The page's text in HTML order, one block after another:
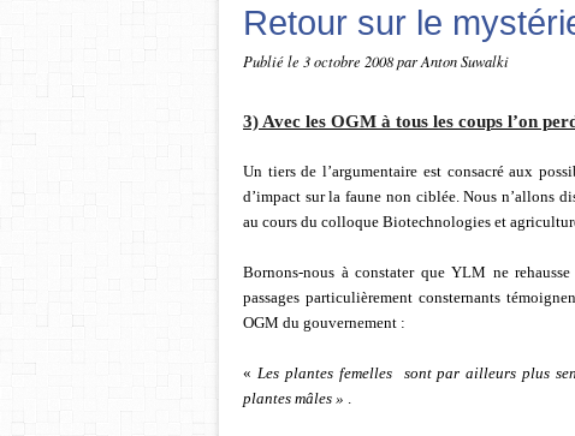
Retour sur le
Publié le 3 octobre 2008par Anton Suwalki
3) Avec les OGM à tous les coups l’on
Un tiers de l’argumentaire est consacré aux
d’impact sur la faune non ciblée. Nous n’allons
au cours du colloque Biotechnologies et
Bornons-nous à constater que YLM ne
passages particulièrement consternants
OGM du gouvernement :
« Les plantes femelles sont par ailleurs plus
plantes mâles » .